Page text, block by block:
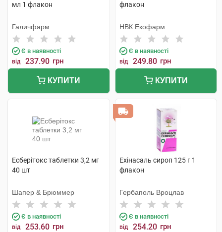
мл 1 флакон
Галичфарм
Є в наявності
від 237.90 грн
КУПИТИ
флакон
НВК Екофарм
Є в наявності
від 249.80 грн
КУПИТИ
Есберітокс таблетки 3,2 мг
40 шт
Шапер & Брюммер
Є в наявності
від 253.60 грн
Ехінасаль сироп 125 г 1
флакон
Гербаполь Вроцлав
Є в наявності
від 254.20 грн